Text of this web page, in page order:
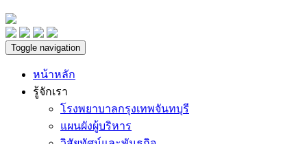
Toggle navigation
หน้าหลัก
รู้จักเรา
โรงพยาบาลกรุงเทพจันทบุรี
แผนผังผู้บริหาร